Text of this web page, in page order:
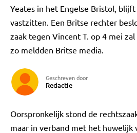
Yeates in het Engelse Bristol,
vastzitten. Een Britse rechter
zaak tegen Vincent T. op 4 mei
zo meldden Britse media.
Geschreven door
Redactie
Oorspronkelijk stond de
maar in verband met het huwelijk